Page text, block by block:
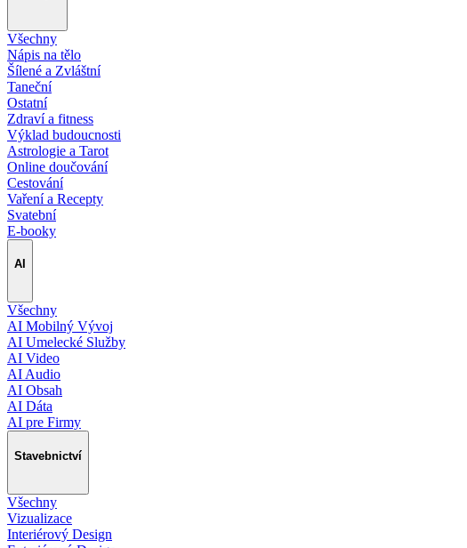
Všechny
Nápis na tělo
Šílené a Zvláštní
Taneční
Ostatní
Zdraví a fitness
Výklad budoucnosti
Astrologie a Tarot
Online doučování
Cestování
Vaření a Recepty
Svatební
E-booky
AI
Všechny
AI Mobilný Vývoj
AI Umelecké Služby
AI Video
AI Audio
AI Obsah
AI Dáta
AI pre Firmy
Stavebnictví
Všechny
Vizualizace
Interiérový Design